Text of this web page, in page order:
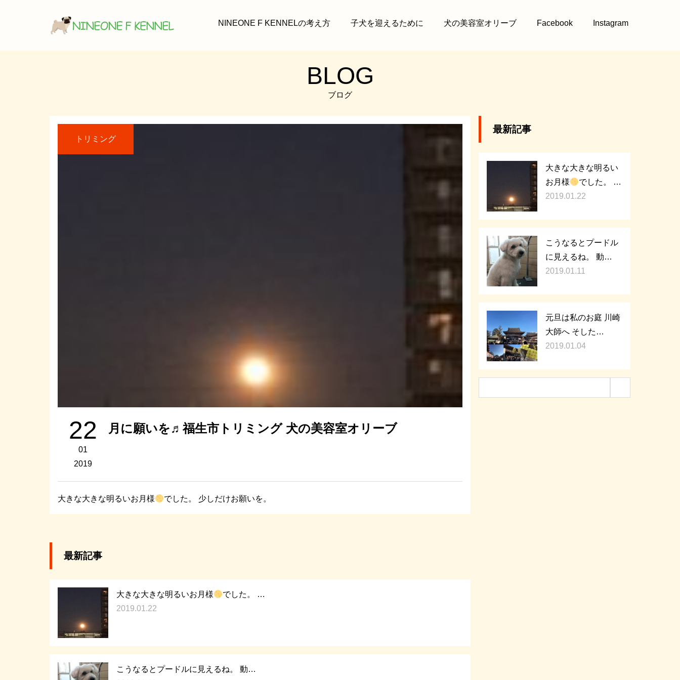
NINEONE F KENNELの考え方 子犬を迎えるために 犬の美容室オリーブ Facebook Instagram
BLOG
ブログ
トリミング
22
01
2019
月に願いを♬福生市トリミング 犬の美容室オリーブ
大きな大きな明るいお月様 でした。 少しだけお願いを。
最新記事
大きな大きな明るいお月様
でした。 …
2019.01.22
こうなるとプードルに見えるね。 動…
最新記事
大きな大きな明るい
お月様
でした。 …
2019.01.22
こうなるとプードル
に見えるね。 動…
2019.01.11
元旦は私のお庭 川崎
大師へ そした…
2019.01.04